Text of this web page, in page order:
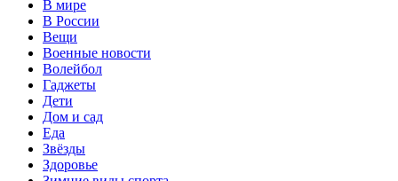
В мире
В России
Вещи
Военные новости
Волейбол
Гаджеты
Дети
Дом и сад
Еда
Звёзды
Здоровье